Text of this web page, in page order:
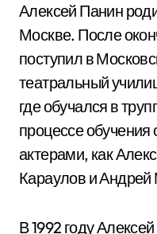
Алексей Панин
Москве. После
поступил в
театральный
где обучался в
процессе обучения
актерами, как
Караулов и
В 1992 году